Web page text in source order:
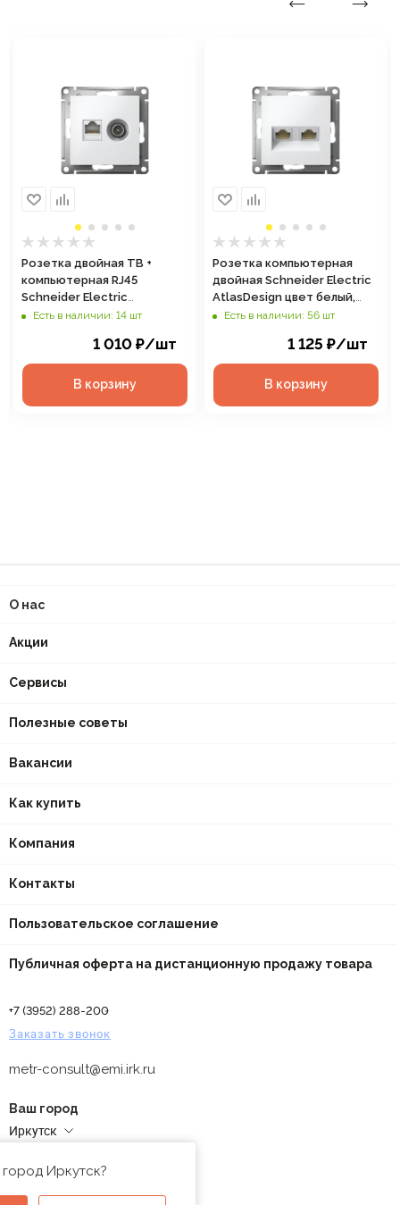
Розетка двойная ТВ +
компьютерная RJ45
Schneider Electric
AtlasDesign цвет белый,
Есть в наличии: 14 шт
1 010 ₽/шт
В корзину
Розетка компьютерная
двойная Schneider Electric
AtlasDesign цвет белый,
арт. ATN000185
Есть в наличии: 56 шт
1 125 ₽/шт
В корзину
О нас
Акции
Сервисы
Полезные советы
Вакансии
Как купить
Компания
Контакты
Пользовательское соглашение
Публичная оферта на дистанционную продажу товара
+7 (3952) 288-200
Заказать звонок
metr-consult@emi.irk.ru
Ваш город
Иркутск
Иркутск?